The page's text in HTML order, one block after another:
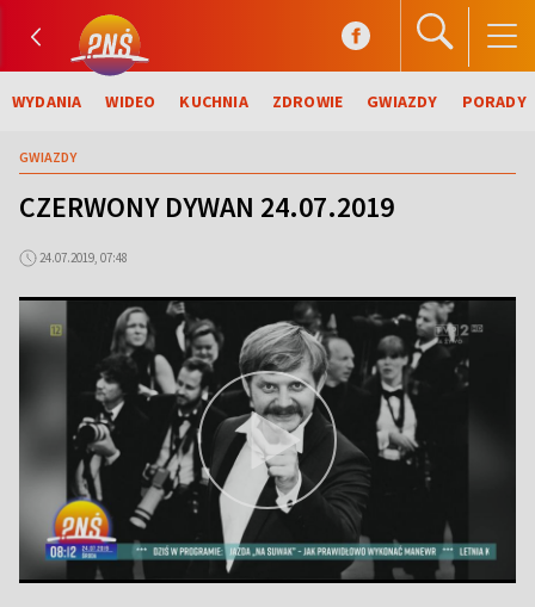
WYDANIA WIDEO KUCHNIA ZDROWIE GWIAZDY PORADY
GWIAZDY
CZERWONY DYWAN 24.07.2019
24.07.2019, 07:48